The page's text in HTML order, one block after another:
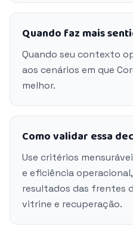
Quando faz mais
Quando seu contexto
aos cenários em que
melhor.
Como validar essa
Use critérios
e eficiência
resultados das frentes
vitrine e recuperação.